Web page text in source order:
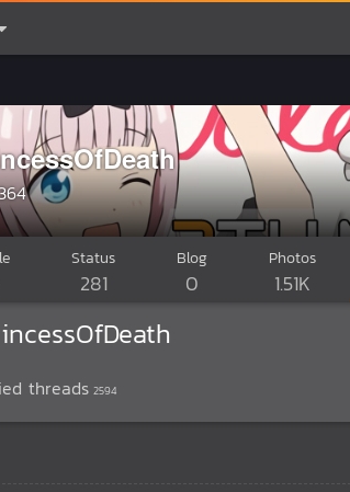
Status
281
Blog
0
Photos
1.51K
threads 2594